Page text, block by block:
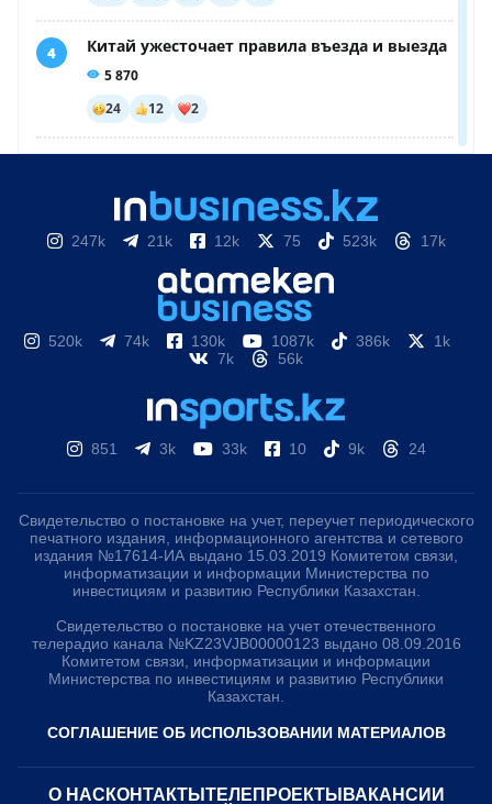
247k 21k 12k 75 523k 17k
520k 74k 130k 1087k 386k
1k
7k
56k
851 3k 33k 10 9k 24
Свидетельство о постановке на учет, переучет периодического
печатного издания, информационного агентства и сетевого
издания №17614-ИА выдано 15.03.2019 Комитетом связи,
информатизации и информации Министерства по
инвестициям и развитию Республики Казахстан.
Свидетельство о постановке на учет отечественного
телерадио канала №KZ23VJB00000123 выдано 08.09.2016
Комитетом связи, информатизации и информации
Министерства по инвестициям и развитию Республики
Казахстан.
СОГЛАШЕНИЕ ОБ ИСПОЛЬЗОВАНИИ МАТЕРИАЛОВ
О НАС КОНТАКТЫ ТЕЛЕПРОЕКТЫ ВАКАНСИИ